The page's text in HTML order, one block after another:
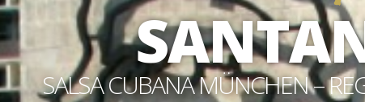
SALSA CUBANA MÜNCHEN –